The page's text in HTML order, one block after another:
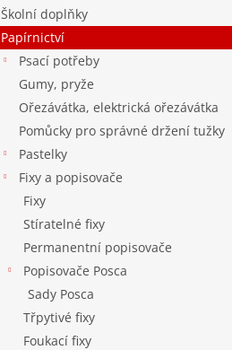
Školní doplňky
Papírnictví
Psací potřeby
Gumy, pryže
Ořezávátka, elektrická ořezávátka
Pomůcky pro správné držení tužky
Pastelky
Fixy a popisovače
Fixy
Stíratelné fixy
Permanentní popisovače
Popisovače Posca
Sady Posca
Třpytivé fixy
Foukací fixy